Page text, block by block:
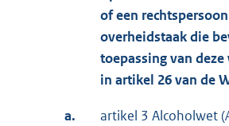
of een
overheidstaak die
toepassing van
in artikel 26 van de
a. artikel 3 Alcoholwet (